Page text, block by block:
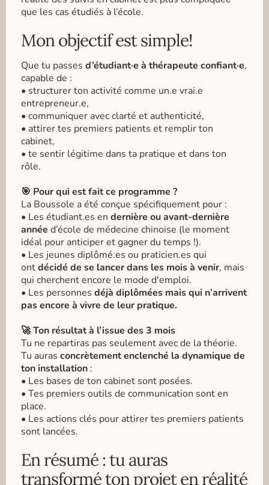
que les cas étudiés à l’école.
Mon objectif est simple!
Que tu passes d’étudiant·e à thérapeute confiant·e,
capable de :
• structurer ton activité comme un.e vrai.e
entrepreneur.e,
• communiquer avec clarté et authenticité,
• attirer tes premiers patients et remplir ton
cabinet,
• te sentir légitime dans ta pratique et dans ton
rôle.
🎯 Pour qui est fait ce programme ?
La Boussole a été conçue spécifiquement pour :
• Les étudiant.es en dernière ou avant-dernière
année d’école de médecine chinoise (le moment
idéal pour anticiper et gagner du temps !).
• Les jeunes diplômé.es ou praticien.es qui
ontdécidé de se lancer dans les mois à venir, mais
qui cherchent encore le mode d'emploi.
• Les personnes déjà diplômées mais qui n’arrivent
pas encore à vivre de leur pratique.
🚀 Ton résultat à l’issue des 3 mois
Tu ne repartiras pas seulement avec de la théorie.
Tu auras concrètement enclenché la dynamique de
ton installation :
• Les bases de ton cabinet sont posées.
• Tes premiers outils de communication sont en
place.
• Les actions clés pour attirer tes premiers patients
sont lancées.
En résumé : tu auras
transformé ton projet en réalité